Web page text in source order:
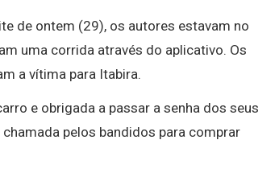
de ontem (29), os autores estavam no
uma corrida através do aplicativo. Os
a vítima para Itabira.
e obrigada a passar a senha dos seus
pelos bandidos para comprar